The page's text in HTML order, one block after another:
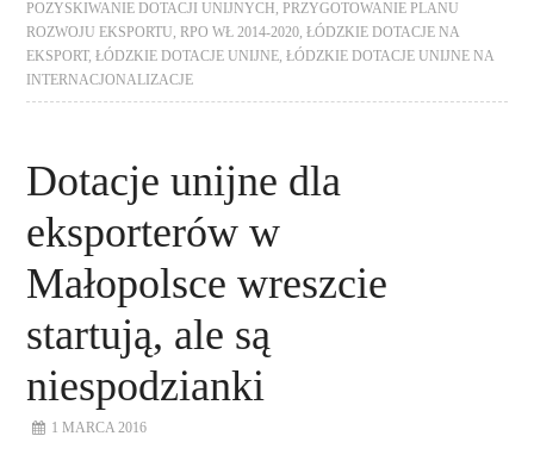
POZYSKIWANIE DOTACJI UNIJNYCH ,PRZYGOTOWANIE PLANU
ROZWOJU EKSPORTU ,RPO WŁ 2014-2020 ,ŁÓDZKIE DOTACJE NA
EKSPORT,ŁÓDZKIE DOTACJE UNIJNE ,ŁÓDZKIE DOTACJE UNIJNE NA
INTERNACJONALIZACJE
Dotacje unijne dla
eksporterów w
Małopolsce wreszcie
startują, ale są
niespodzianki
1 MARCA 2016